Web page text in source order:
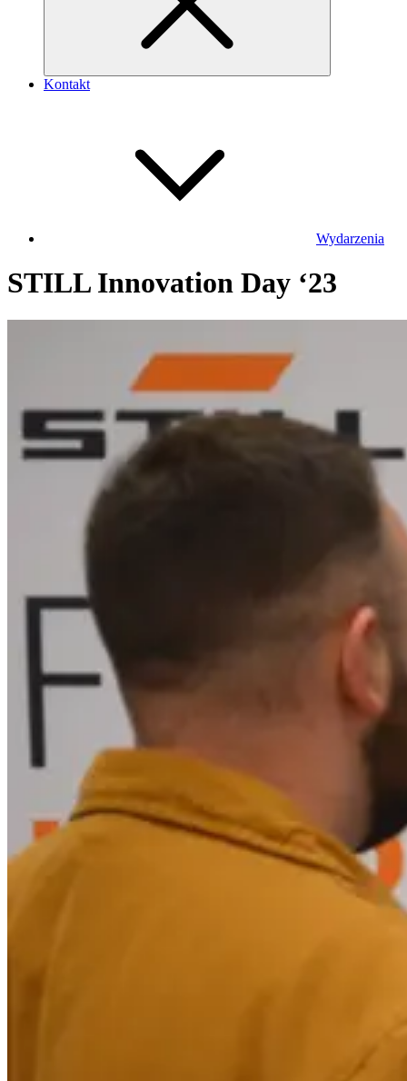
Kontakt
Wydarzenia
STILL Innovation Day ‘23